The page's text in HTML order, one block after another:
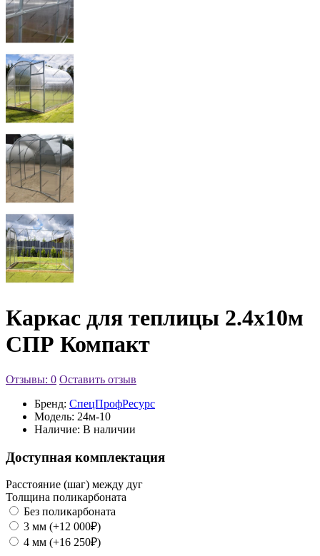
Каркас для теплицы 2.4х10м
СПР Компакт
Отзывы: 0 Оставить отзыв
Бренд: СпецПрофРесурс
Модель: 24м-10
Наличие: В наличии
Доступная комплектация
Расстояние (шаг) между дуг
Толщина поликарбоната
Без поликарбоната
3 мм (+12 000₽)
4 мм (+16 250₽)